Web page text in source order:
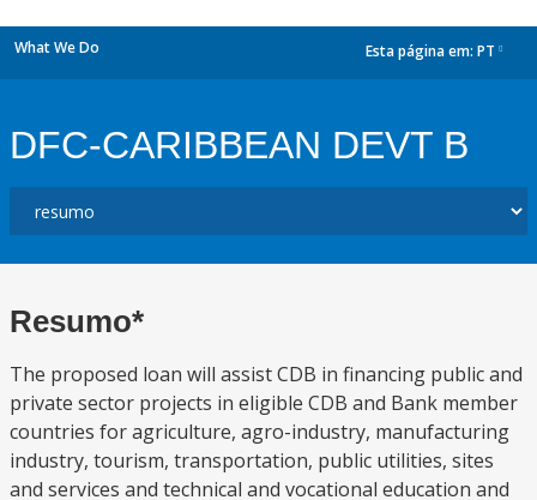
What We Do Esta página em: PT
DFC-CARIBBEAN DEVT B
Resumo*
The proposed loan will assist CDB in financing public and
private sector projects in eligible CDB and Bank member
countries for agriculture, agro-industry, manufacturing
industry, tourism, transportation, public utilities, sites
and services and technical and vocational education and